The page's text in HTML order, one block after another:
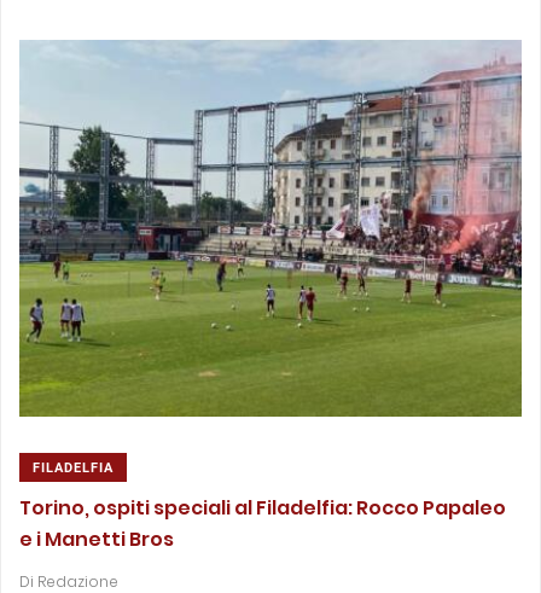
FILADELFIA
Torino, ospiti speciali al Filadelfia: Rocco Papaleo
e i Manetti Bros
Di Redazione